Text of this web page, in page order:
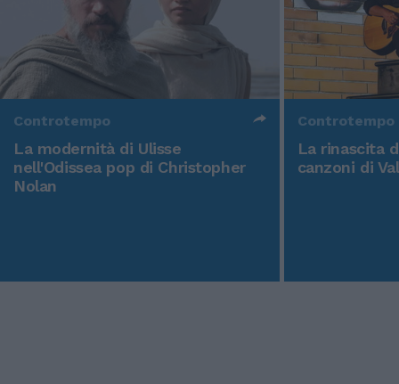
Controtempo
La modernità di Ulisse
nell'Odissea pop di Christopher
Nolan
Controtempo
La rinascita
canzoni di